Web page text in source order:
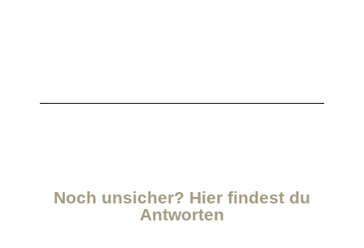
Noch unsicher? Hier findest du
Antworten